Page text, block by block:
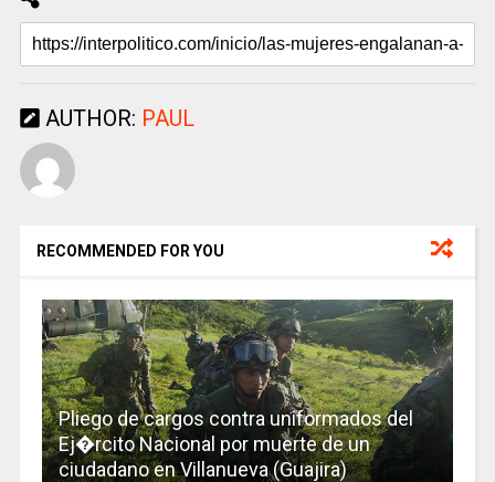
AUTHOR: PAUL
RECOMMENDED FOR YOU
Pliego de cargos contra uniformados del
Ej�rcito Nacional por muerte de un
ciudadano en Villanueva (Guajira)